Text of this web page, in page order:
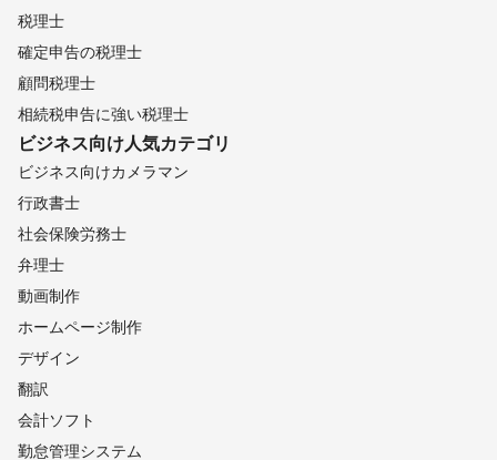
税理士
確定申告の税理士
顧問税理士
相続税申告に強い税理士
ビジネス向け人気カテゴリ
ビジネス向けカメラマン
行政書士
社会保険労務士
弁理士
動画制作
ホームページ制作
デザイン
翻訳
会計ソフト
勤怠管理システム